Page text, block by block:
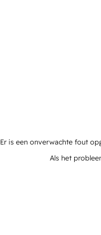
Er is een onverwachte fout
Als het